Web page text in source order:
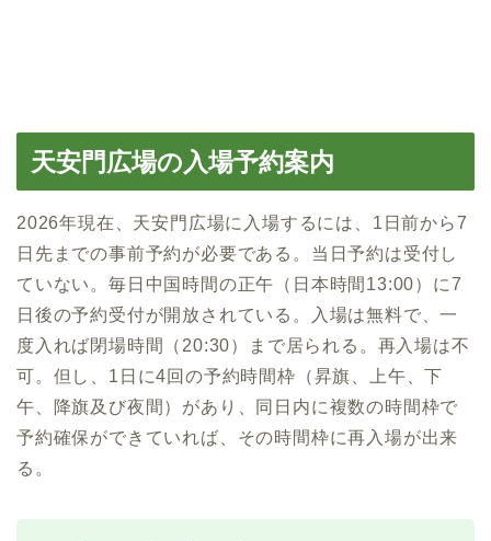
天安門広場の入場予約案内
2026年現在、天安門広場に入場するには、1日前から7
日先までの事前予約が必要である。当日予約は受付し
ていない。毎日中国時間の正午（日本時間13:00）に7
日後の予約受付が開放されている。入場は無料で、一
度入れば閉場時間（20:30）まで居られる。再入場は不
可。但し、1日に4回の予約時間枠（昇旗、上午、下
午、降旗及び夜間）があり、同日内に複数の時間枠で
予約確保ができていれば、その時間枠に再入場が出来
る。